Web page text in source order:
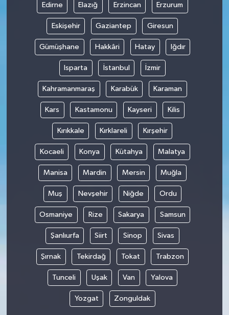
Edirne Elazığ Erzincan Erzurum
Eskişehir Gaziantep Giresun
Gümüşhane Hakkâri Hatay Iğdır
Isparta İstanbul İzmir
Kahramanmaraş Karabük Karaman
Kars Kastamonu Kayseri Kilis
Kırıkkale Kırklareli Kırşehir
Kocaeli Konya Kütahya Malatya
Manisa Mardin Mersin Muğla
Muş Nevşehir Niğde Ordu
Osmaniye Rize Sakarya Samsun
Şanlıurfa Siirt Sinop Sivas
Şırnak Tekirdağ Tokat Trabzon
Tunceli Uşak Van Yalova
Yozgat Zonguldak